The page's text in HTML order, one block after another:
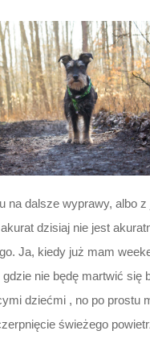
na dalsze wyprawy, albo
akurat dzisiaj nie jest
Ja, kiedy już mam
nie będę martwić się
dziećmi , no po prostu
świeżego